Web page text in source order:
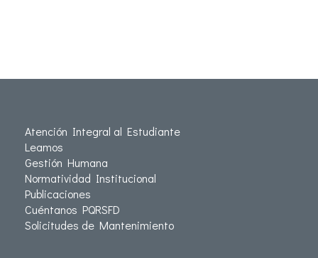
Atención Integral al Estudiante
Leamos
Gestión Humana
Normatividad Institucional
Publicaciones
Cuéntanos PQRSFD
Solicitudes de Mantenimiento